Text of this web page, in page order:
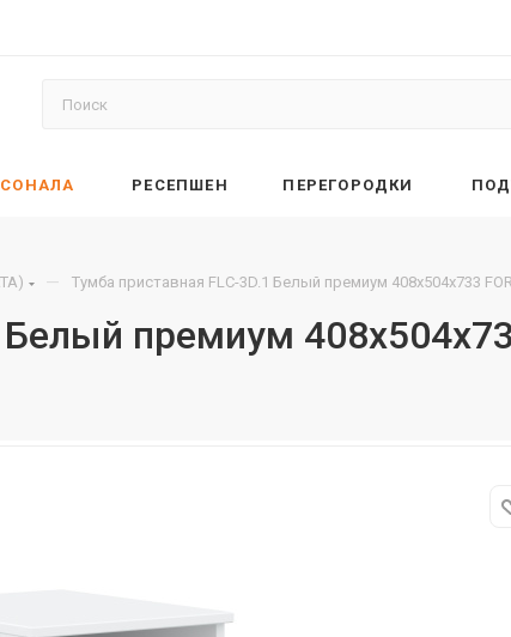
РЕСЕПШЕН ПЕРЕГОРОДКИ
— Тумба приставная FLC-3D.1 Белый премиум 408х504х733
премиум